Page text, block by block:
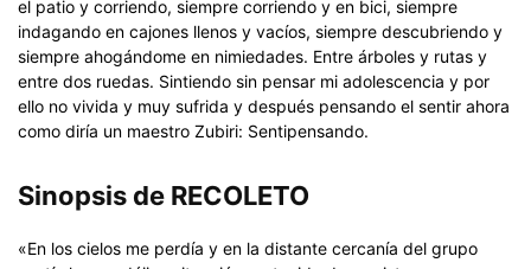
el patio y corriendo, siempre corriendo y en bici, siempre
indagando en cajones llenos y vacíos, siempre descubriendo y
siempre ahogándome en nimiedades. Entre árboles y rutas y
entre dos ruedas. Sintiendo sin pensar mi adolescencia y por
ello no vivida y muy sufrida y después pensando el sentir ahora
como diría un maestro Zubiri: Sentipensando.
Sinopsis de RECOLETO
«En los cielos me perdía y en la distante cercanía del grupo